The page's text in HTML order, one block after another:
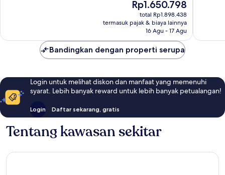
Harga
sekarang
Rp1.650.798
Rp1.650.798
total Rp1.898.438
termasuk pajak & biaya lainnya
16 Agu - 17 Agu
Bandingkan dengan properti serupa
Login untuk melihat diskon dan manfaat yang memenuhi
syarat. Lebih banyak reward untuk lebih banyak petualangan!
Login Daftar sekarang, gratis
Tentang kawasan sekitar